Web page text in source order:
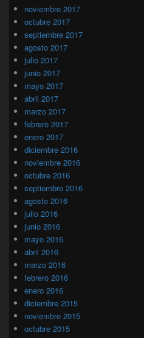
noviembre 2017
octubre 2017
septiembre 2017
agosto 2017
julio 2017
junio 2017
mayo 2017
abril 2017
marzo 2017
febrero 2017
enero 2017
diciembre 2016
noviembre 2016
octubre 2016
septiembre 2016
agosto 2016
julio 2016
junio 2016
mayo 2016
abril 2016
marzo 2016
febrero 2016
enero 2016
diciembre 2015
noviembre 2015
octubre 2015